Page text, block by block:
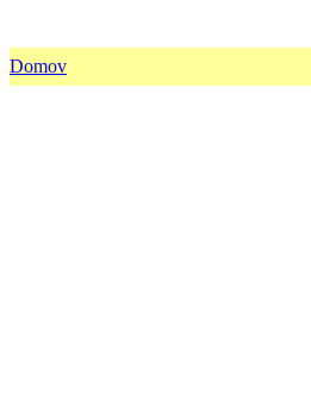
Domov